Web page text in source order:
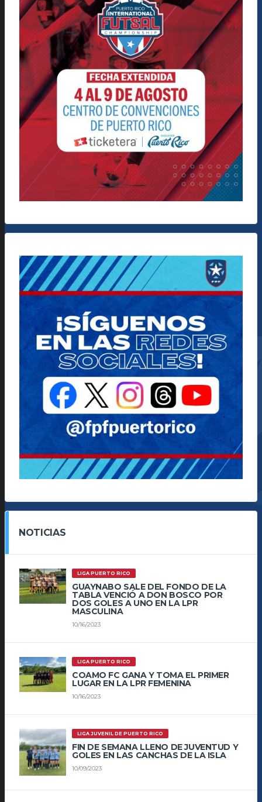
NOTICIAS
LIGA PUERTO RICO
GUAYNABO SALE DEL FONDO DE LA
TABLA VENCIÓ A DON BOSCO POR
DOS GOLES A UNO EN LA LPR
MASCULINA
10/16/2023
LIGA PUERTO RICO
COAMO FC GANA Y TOMA EL PRIMER
LUGAR EN LA LPR FEMENINA
10/16/2023
LIGA JUVENIL DE PUERTO RICO
FIN DE SEMANA LLENO DE JUVENTUD Y
GOLES EN LAS CANCHAS DE LA ISLA
10/09/2023